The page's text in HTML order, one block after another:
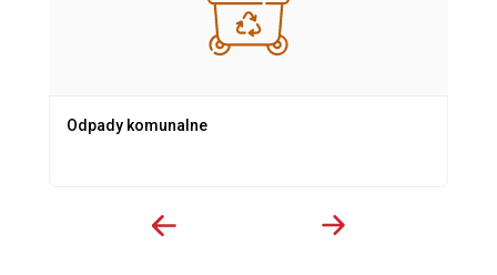
Odpady komunalne